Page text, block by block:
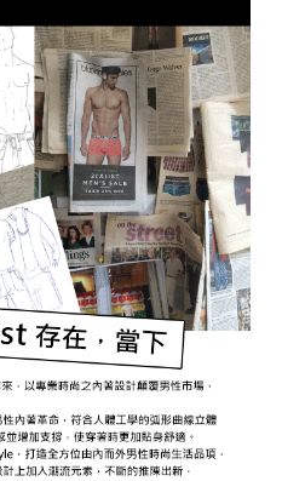
將依據個別帳號之用戶狀況，依本公司即
額度不足之情形，本公司將視審查結果
人資訊註冊。若發現惡意使用之情形，
該用戶之使用額度並採取法律行動。
查看運費